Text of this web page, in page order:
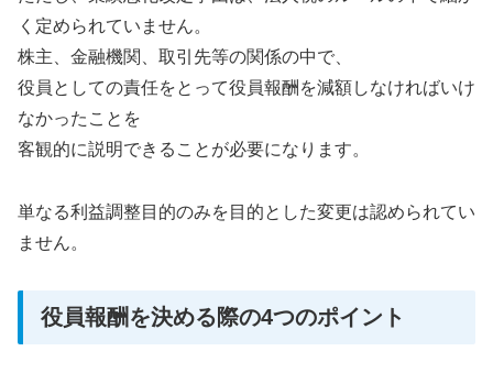
く定められていません。
株主、金融機関、取引先等の関係の中で、
役員としての責任をとって役員報酬を減額しなければいけ
なかったことを
客観的に説明できることが必要になります。
単なる利益調整目的のみを目的とした変更は認められてい
ません。
役員報酬を決める際の4つのポイント